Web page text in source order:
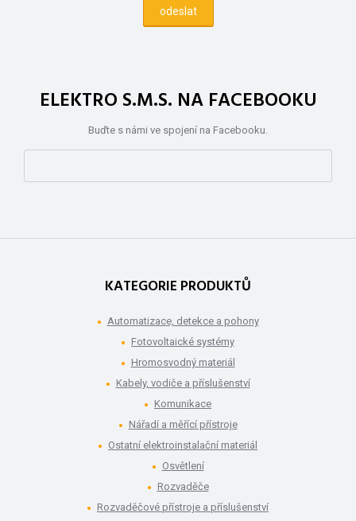
ELEKTRO S.M.S. NA FACEBOOKU
Buďte s námi ve spojení na Facebooku.
KATEGORIE PRODUKTŮ
Automatizace, detekce a pohony
Fotovoltaické systémy
Hromosvodný materiál
Kabely, vodiče a příslušenství
Komunikace
Nářadí a měřící přístroje
Ostatní elektroinstalační materiál
Osvětlení
Rozvaděče
Rozvaděčové přístroje a příslušenství